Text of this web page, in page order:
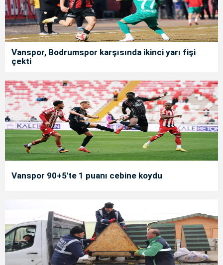
Vanspor, Bodrumspor karşısında ikinci yarı fişi
çekti
Vanspor 90+5'te 1 puanı cebine koydu